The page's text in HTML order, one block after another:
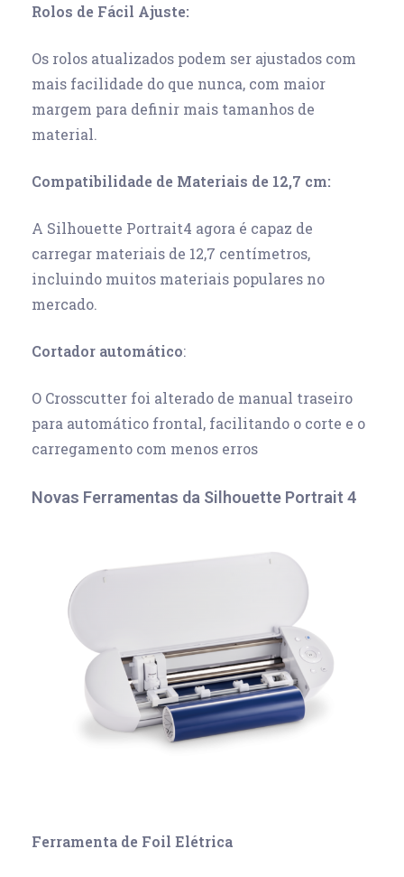
Rolos de Fácil Ajuste:
Os rolos atualizados podem ser ajustados com
mais facilidade do que nunca, com maior
margem para definir mais tamanhos de
material.
Compatibilidade de Materiais de 12,7 cm:
A Silhouette Portrait4 agora é capaz de
carregar materiais de 12,7 centímetros,
incluindo muitos materiais populares no
mercado.
Cortador automático:
O Crosscutter foi alterado de manual traseiro
para automático frontal, facilitando o corte e o
carregamento com menos erros
Novas Ferramentas da Silhouette Portrait 4
Ferramenta de Foil Elétrica